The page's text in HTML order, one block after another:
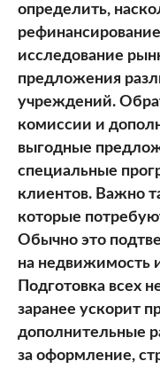
определить,
исследование
предложения
учреждений.
комиссии и
выгодные
специальные
клиентов. Важно
которые
Обычно это
на недвижимость
Подготовка всех
заранее ускорит
дополнительные
за оформление,